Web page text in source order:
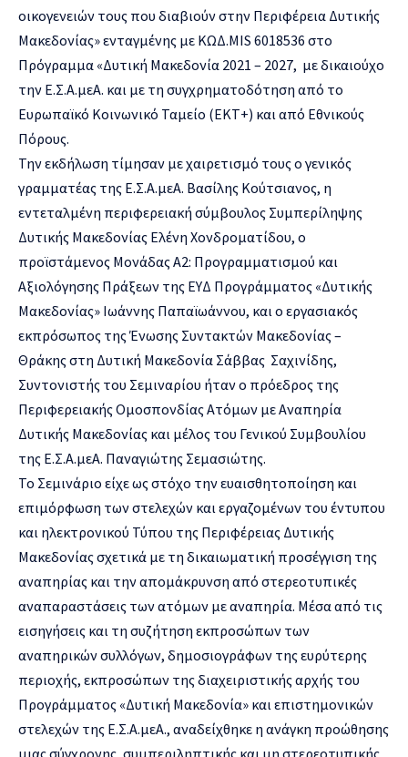
οικογενειών τους που διαβιούν στην Περιφέρεια Δυτικής
Μακεδονίας» ενταγμένης με ΚΩΔ.MIS 6018536 στο
Πρόγραμμα «Δυτική Μακεδονία 2021 – 2027, με δικαιούχο
την Ε.Σ.Α.μεΑ. και με τη συγχρηματοδότηση από το
Ευρωπαϊκό Κοινωνικό Ταμείο (ΕΚΤ+) και από Εθνικούς
Πόρους.
Την εκδήλωση τίμησαν με χαιρετισμό τους ο γενικός
γραμματέας της Ε.Σ.Α.μεΑ. Βασίλης Κούτσιανος, η
εντεταλμένη περιφερειακή σύμβουλος Συμπερίληψης
Δυτικής Μακεδονίας Ελένη Χονδροματίδου, ο
προϊστάμενος Μονάδας Α2: Προγραμματισμού και
Αξιολόγησης Πράξεων της ΕΥΔ Προγράμματος «Δυτικής
Μακεδονίας» Ιωάννης Παπαϊωάννου, και ο εργασιακός
εκπρόσωπος της Ένωσης Συντακτών Μακεδονίας –
Θράκης στη Δυτική Μακεδονία Σάββας Σαχινίδης,
Συντονιστής του Σεμιναρίου ήταν ο πρόεδρος της
Περιφερειακής Ομοσπονδίας Ατόμων με Αναπηρία
Δυτικής Μακεδονίας και μέλος του Γενικού Συμβουλίου
της Ε.Σ.Α.μεΑ. Παναγιώτης Σεμασιώτης.
Το Σεμινάριο είχε ως στόχο την ευαισθητοποίηση και
επιμόρφωση των στελεχών και εργαζομένων του έντυπου
και ηλεκτρονικού Τύπου της Περιφέρειας Δυτικής
Μακεδονίας σχετικά με τη δικαιωματική προσέγγιση της
αναπηρίας και την απομάκρυνση από στερεοτυπικές
αναπαραστάσεις των ατόμων με αναπηρία. Μέσα από τις
εισηγήσεις και τη συζήτηση εκπροσώπων των
αναπηρικών συλλόγων, δημοσιογράφων της ευρύτερης
περιοχής, εκπροσώπων της διαχειριστικής αρχής του
Προγράμματος «Δυτική Μακεδονία» και επιστημονικών
στελεχών της Ε.Σ.Α.μεΑ., αναδείχθηκε η ανάγκη προώθησης
μιας σύγχρονης, συμπεριληπτικής και μη στερεοτυπικής